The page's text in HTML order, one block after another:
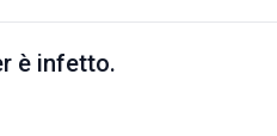
è infetto.